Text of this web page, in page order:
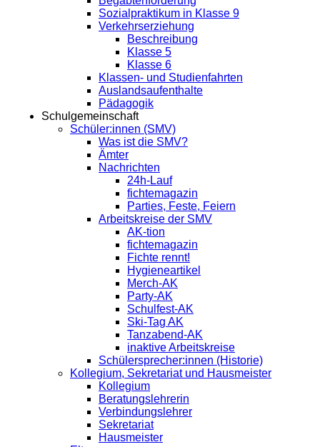
Sozialpraktikum in Klasse 9
Verkehrserziehung
Beschreibung
Klasse 5
Klasse 6
Klassen- und Studienfahrten
Auslandsaufenthalte
Pädagogik
Schulgemeinschaft
Schüler:innen (SMV)
Was ist die SMV?
Ämter
Nachrichten
24h-Lauf
fichtemagazin
Parties, Feste, Feiern
Arbeitskreise der SMV
AK-tion
fichtemagazin
Fichte rennt!
Hygieneartikel
Merch-AK
Party-AK
Schulfest-AK
Ski-Tag AK
Tanzabend-AK
inaktive Arbeitskreise
Schülersprecher:innen (Historie)
Kollegium, Sekretariat und Hausmeister
Kollegium
Beratungslehrerin
Verbindungslehrer
Sekretariat
Hausmeister